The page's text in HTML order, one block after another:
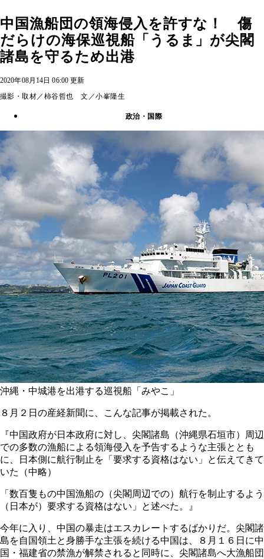
中国漁船団の領海侵入を許すな！ 傷
だらけの海保巡視船「うるま」が尖閣
諸島を守るため出港
2020年08月14日 06:00 更新
撮影・取材／柿谷哲也 文／小峯隆生
政治・国際
沖縄・中城港を出港する巡視船「みやこ」
８月２日の産経新聞に、こんな記事が掲載された。
『中国政府が日本政府に対し、尖閣諸島（沖縄県石垣市）周辺
での多数の漁船による領海侵入を予告するような主張ととも
に、日本側に航行制止を「要求する資格はない」と伝えてきて
いた（中略）
「数百隻もの中国漁船の（尖閣周辺での）航行を制止するよう
（日本が）要求する資格はない」と述べた。』
今年に入り、中国の暴走はエスカレートするばかりだ。尖閣諸
島を自国領土と身勝手な主張を続ける中国は、８月１６日に中
国・福建省の禁漁が解禁されると同時に、尖閣諸島へ大漁船団